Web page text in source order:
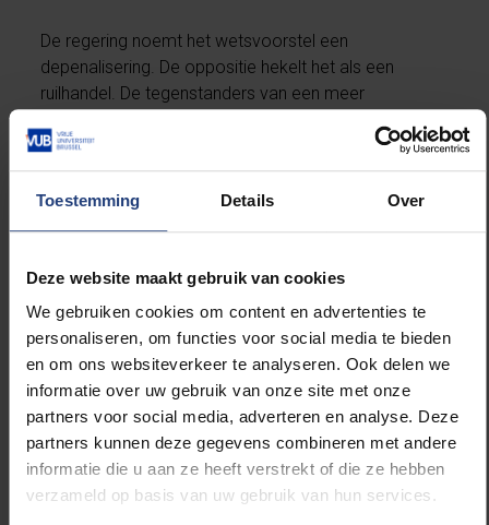
Toestemming Details Over
Deze website maakt gebruik van cookies
We gebruiken cookies om content en advertenties te
personaliseren, om functies voor social media te bieden
en om ons websiteverkeer te analyseren. Ook delen we
informatie over uw gebruik van onze site met onze
partners voor social media, adverteren en analyse. Deze
partners kunnen deze gegevens combineren met andere
informatie die u aan ze heeft verstrekt of die ze hebben
verzameld op basis van uw gebruik van hun services.
De regering noemt het wetsvoorstel een
depenalisering. De oppositie hekelt het als een
ruilhandel. De tegenstanders van een meer
garantie op de erkenning van het statuut van de
foetus bij een miskraam vanaf de helft van de
zwangerschap.
De grote vooruitgang in
de Belgische
samenleving op ethisch
vlak in de drie
daaropvolgende
decennia, inspireerde de
meerderheidspartijen